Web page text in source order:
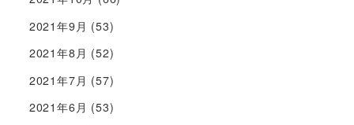
2021年9月 (53)
2021年8月 (52)
2021年7月 (57)
2021年6月 (53)